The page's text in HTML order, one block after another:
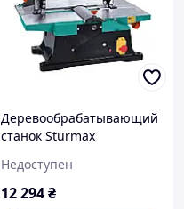
Деревообрабатывающий
станок Sturmax
Недоступен
12 294₴